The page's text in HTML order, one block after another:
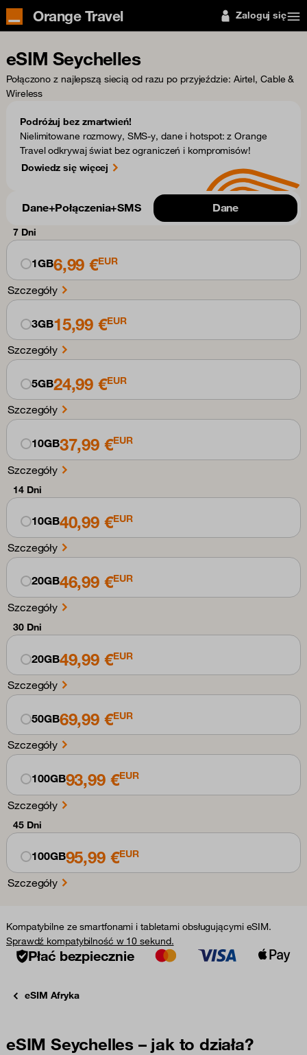
Orange Travel Zaloguj się
eSIM Seychelles
Połączono z najlepszą siecią od razu po przyjeździe: Airtel, Cable &
Wireless
Podróżuj bez zmartwień!
Nielimitowane rozmowy, SMS-y, dane i hotspot: z Orange
Travel odkrywaj świat bez ograniczeń i kompromisów!
Dowiedz się więcej
Dane+Połączenia+SMS Dane
7 Dni
1GB6,99 €EUR
Szczegóły
3GB15,99 €EUR
Szczegóły
5GB24,99 €EUR
Szczegóły
10GB37,99 €EUR
Szczegóły
14 Dni
10GB40,99 €EUR
Szczegóły
20GB46,99 €EUR
Szczegóły
30 Dni
20GB49,99 €EUR
Szczegóły
50GB69,99 €EUR
Szczegóły
100GB93,99 €EUR
Szczegóły
45 Dni
100GB95,99 €EUR
Szczegóły
Kompatybilne ze smartfonami i tabletami obsługującymi eSIM.
Sprawdź kompatybilność w 10 sekund.
Płać bezpiecznie
eSIM Afryka
eSIM Seychelles – jak to działa?